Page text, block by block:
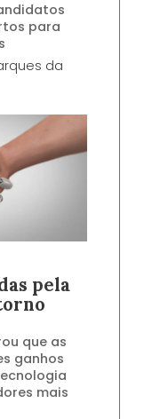
para
da
pela
que as
ganhos
mais